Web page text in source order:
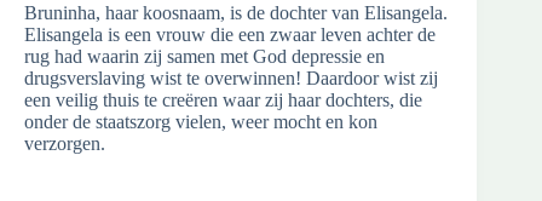
Bruninha, haar koosnaam, is de dochter van Elisangela.
Elisangela is een vrouw die een zwaar leven achter de
rug had waarin zij samen met God depressie en
drugsverslaving wist te overwinnen! Daardoor wist zij
een veilig thuis te creëren waar zij haar dochters, die
onder de staatszorg vielen, weer mocht en kon
verzorgen.